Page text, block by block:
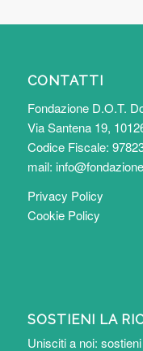
CONTATTI
Fondazione D.O.T.
Via Santena 19,
Codice Fiscale:
mail:
Privacy Policy
Cookie Policy
SOSTIENI LA
Unisciti a noi: